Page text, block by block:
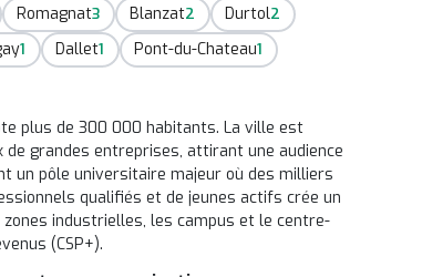
Romagnat3 Blanzat2 Durtol2
1 Dallet1 Pont-du-Chateau1
plus de 300 000 habitants. La ville est
grandes entreprises, attirant une audience
un pôle universitaire majeur où des milliers
qualifiés et de jeunes actifs crée un
industrielles, les campus et le centre-
(CSP+).